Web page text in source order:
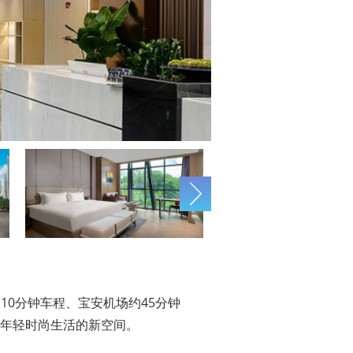
分钟车程、宝安机场约45分钟
时尚生活的新空间。